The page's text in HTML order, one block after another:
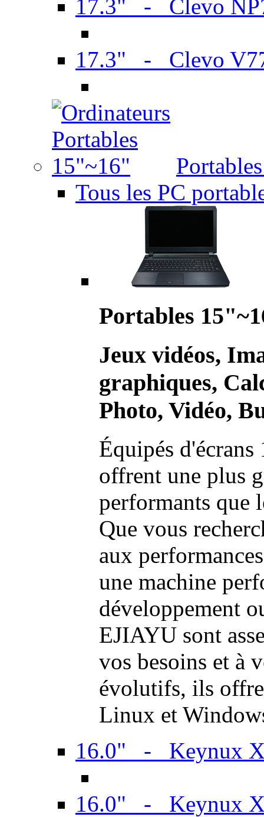
17.3" - Clevo
17.3" - Clevo
Tous les PC
Portables
Jeux vidéos,
graphiques,
Photo, Vidéo,
Équipés
offrent une plus
performants que
Que vous
aux
une machine
développement
EJIAYU sont
vos besoins et à
évolutifs, ils
Linux et
16.0" - Keynux
16.0" - Keynux